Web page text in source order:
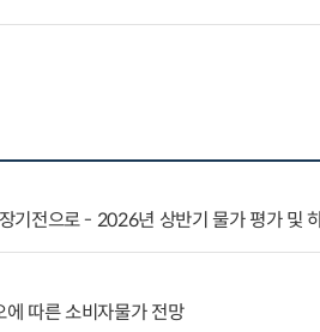
기전으로 - 2026년 상반기 물가 평가 및
에 따른 소비자물가 전망